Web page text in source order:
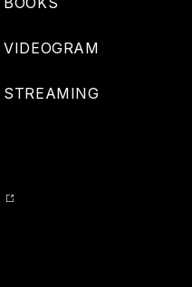
VIDEOGRAM
STREAMING